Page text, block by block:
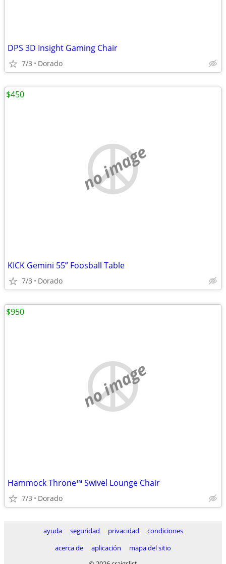
DPS 3D Insight Gaming Chair
7/3 Dorado
no image
KICK Gemini 55” Foosball Table
7/3 Dorado
$450
no image
Hammock Throne™ Swivel Lounge Chair
7/3 Dorado
$950
ayuda seguridad privacidad
condiciones
acerca de
aplicación
mapa del sitio